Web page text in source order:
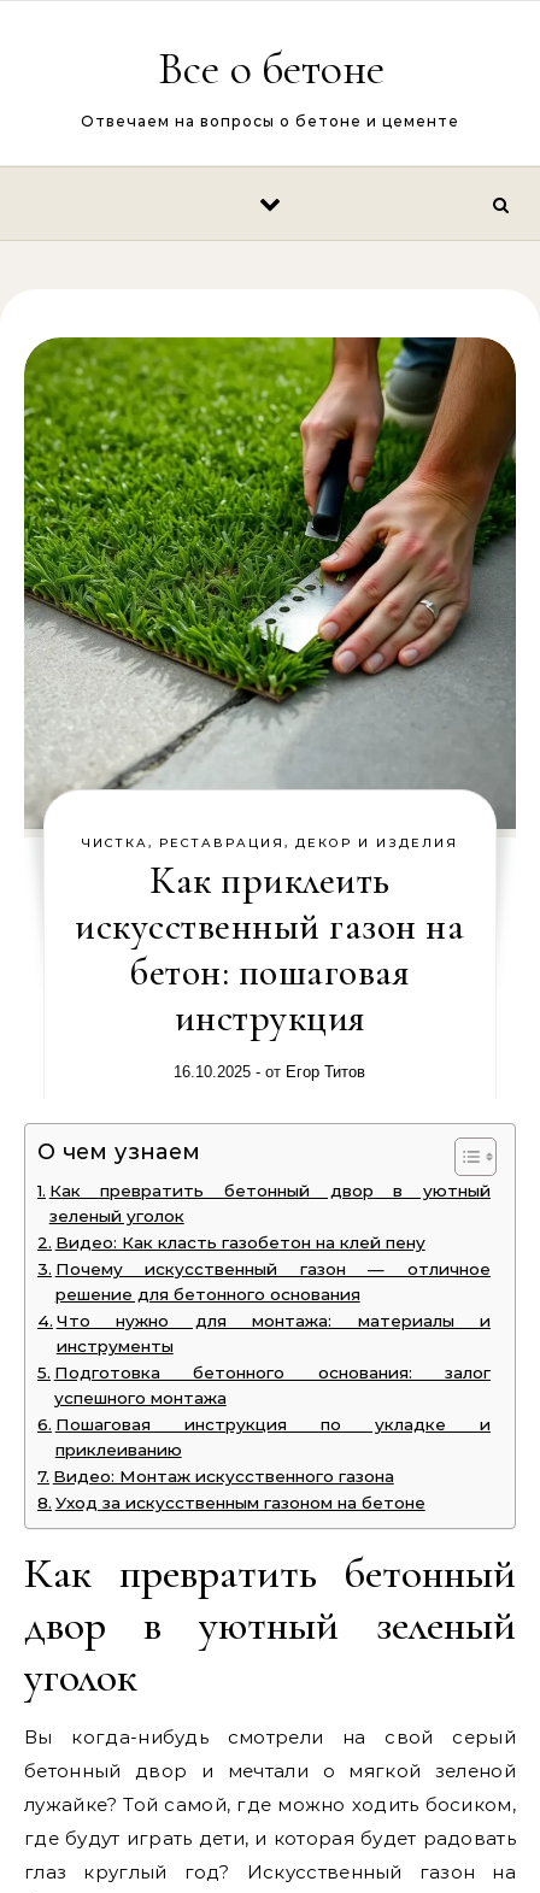
Все о бетоне
Отвечаем на вопросы о бетоне и цементе
ЧИСТКА, РЕСТАВРАЦИЯ, ДЕКОР И ИЗДЕЛИЯ
Как приклеить
искусственный газон на
бетон: пошаговая
инструкция
16.10.2025 - от Егор Титов
О чем узнаем
Как превратить бетонный двор в уютный
зеленый уголок
Видео: Как класть газобетон на клей пену
Почему искусственный газон — отличное
решение для бетонного основания
Что нужно для монтажа: материалы и
инструменты
Подготовка бетонного основания: залог
успешного монтажа
Пошаговая инструкция по укладке и
приклеиванию
Видео: Монтаж искусственного газона
Уход за искусственным газоном на бетоне
Как превратить бетонный
двор в уютный зеленый
уголок
Вы когда-нибудь смотрели на свой серый
бетонный двор и мечтали о мягкой зеленой
лужайке? Той самой, где можно ходить босиком,
где будут играть дети, и которая будет радовать
глаз круглый год? Искусственный газон на